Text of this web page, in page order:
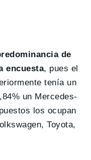
de
encuesta, pues el
tenía un
un Mercedes-
los ocupan
Toyota,